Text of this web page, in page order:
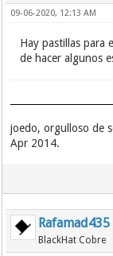
09-06-2020, 12:13 AM
Hay pastillas para
de hacer algunos
joedo, orgulloso de
Apr 2014.
Rafamad435
BlackHat Cobre